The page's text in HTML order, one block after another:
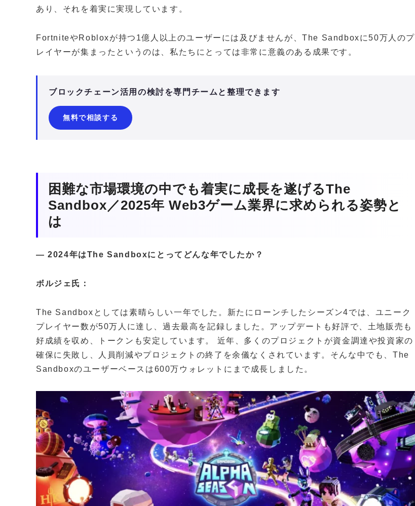
あり、それを着実に実現しています。
FortniteやRobloxが持つ1億人以上のユーザーには及びませんが、The Sandboxに50万人のプ
レイヤーが集まったというのは、私たちにとっては非常に意義のある成果です。
ブロックチェーン活用の検討を専門チームと整理できます
無料で相談する
困難な市場環境の中でも着実に成長を遂げるThe
Sandbox／2025年 Web3ゲーム業界に求められる姿勢と
は
— 2024年はThe Sandboxにとってどんな年でしたか？
ボルジェ氏：
The Sandboxとしては素晴らしい一年でした。新たにローンチしたシーズン4では、ユニーク
プレイヤー数が50万人に達し、過去最高を記録しました。アップデートも好評で、土地販売も
好成績を収め、トークンも安定しています。 近年、多くのプロジェクトが資金調達や投資家の
確保に失敗し、人員削減やプロジェクトの終了を余儀なくされています。そんな中でも、The
Sandboxのユーザーベースは600万ウォレットにまで成長しました。